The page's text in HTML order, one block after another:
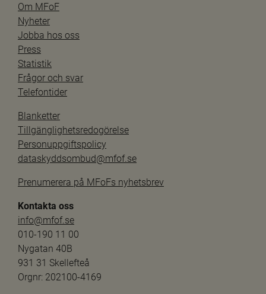
Om MFoF
Nyheter
Jobba hos oss
Press
Statistik
Frågor och svar
Telefontider
Blanketter
Tillgänglighetsredogörelse
Personuppgiftspolicy
dataskyddsombud@mfof.se
Prenumerera på MFoFs nyhetsbrev
Kontakta oss
info@mfof.se
010-190 11 00
Nygatan 40B
931 31 Skellefteå
Orgnr: 202100-4169